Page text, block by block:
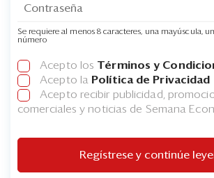
Se requiere al menos 8 caracteres, una mayúscula,
número
Acepto los Términos y
Acepto la Política de Privacidad
Acepto recibir publicidad,
comerciales y noticias de Semana
Regístrese y continúe